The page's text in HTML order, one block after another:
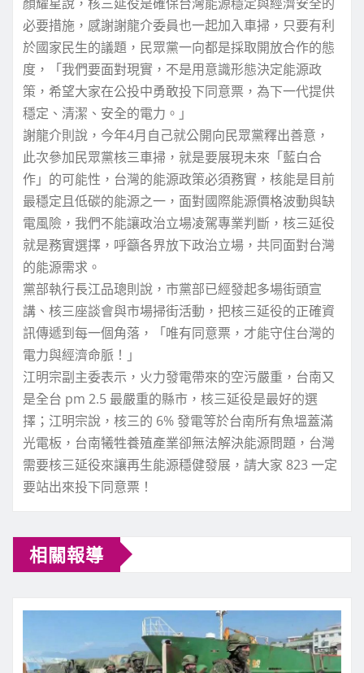
必要措施，感謝謝龍介委員也一起加入車掃，只要有利
於國家民生的議題，民眾黨一向都是採取開放合作的態
度，「我們要面對現實，不是用意識形態決定能源政
策，希望大家在公投中勇敢投下同意票，為下一代提供
穩定、清潔、安全的電力。」
謝龍介則說，今年4月自己就公開向民眾黨釋出善意，
此次參加民眾黨核三車掃，就是要展現未來「藍白合
作」的可能性，台灣的能源政策必須務實，核能是目前
最穩定且低碳的能源之一，面對國際能源價格波動與缺
電風險，我們不能讓政治立場凌駕專業判斷，核三延役
就是務實選擇，呼籲各界放下政治立場，共同面對台灣
的能源需求。
黨部執行長江品璁則說，市黨部已經發起多場街頭宣
講、核三座談會與市場掃街活動，把核三延役的正確資
訊傳遞到每一個角落，「唯有同意票，才能守住台灣的
電力與經濟命脈！」
江明宗副主委表示，火力發電帶來的空污嚴重，台南又
是全台 pm 2.5 最嚴重的縣市，核三延役是最好的選
擇；江明宗說，核三的 6% 發電等於台南所有魚塭蓋滿
光電板，台南犧牲養殖產業卻無法解決能源問題，台灣
需要核三延役來讓再生能源穩健發展，請大家 823 一定
要站出來投下同意票！
相關報導